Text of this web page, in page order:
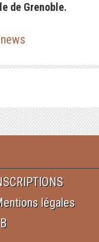
de Grenoble.
légales